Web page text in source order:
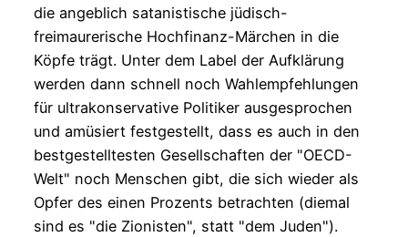
die angeblich satanistische jüdisch-
freimaurerische Hochfinanz-Märchen in die
Köpfe trägt. Unter dem Label der Aufklärung
werden dann schnell noch Wahlempfehlungen
für ultrakonservative Politiker ausgesprochen
und amüsiert festgestellt, dass es auch in den
bestgestelltesten Gesellschaften der "OECD-
Welt" noch Menschen gibt, die sich wieder als
Opfer des einen Prozents betrachten (diemal
sind es "die Zionisten", statt "dem Juden").